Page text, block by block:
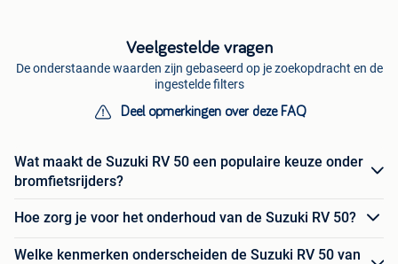
Veelgestelde vragen
De onderstaande waarden zijn gebaseerd op je zoekopdracht en de
ingestelde filters
Deel opmerkingen over deze FAQ
Wat maakt de Suzuki RV 50 een populaire keuze onder
bromfietsrijders?
Hoe zorg je voor het onderhoud van de Suzuki RV 50?
Welke kenmerken onderscheiden de Suzuki RV 50 van